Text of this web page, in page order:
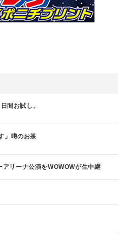
間お試し。
」噂のお茶
リーナ公演をWOWOWが生中継